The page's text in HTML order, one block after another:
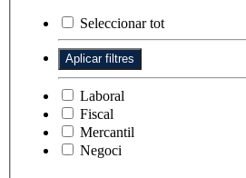
Seleccionar tot
Laboral
Fiscal
Mercantil
Negoci